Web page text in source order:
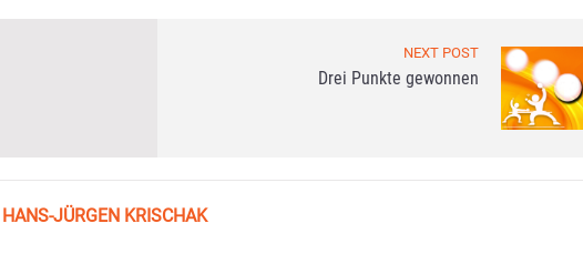
NEXT POST
Drei Punkte gewonnen
HANS-JÜRGEN KRISCHAK